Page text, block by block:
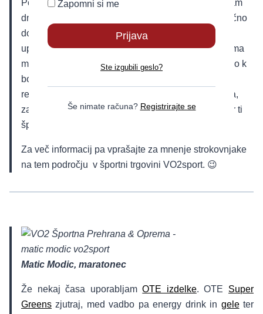
Ponujajo mi tudi dodatke s katerimi si lahko tempiram
dnevno formo do najboljše fizične pripravljenosti točno
do starta. Zato ker pri svojih športnih aktivnostih
uporabljam športne izdelkeReflexinOTE Sports
, ima
moje telo na voljo vse potrebne snovi, ki pripomorejo k
boljši fizični pripravljenosti. Za vrhunske športne
rezultate je potrebnega veliko intenzivnega treninga,
zato je potrebno telo pripraviti na velike napore, kjer ti
športna prehrana in dodatki veliko pomagajo.
Za več informacij pa vprašajte za mnenje strokovnjake
na tem področju v športni trgovini VO2sport. 😉
Matic Modic, maratonec
Že nekaj časa uporabljamOTE izdelke. OTE Super
Greens zjutraj, med vadbo pa energy drink in geleter
Zapomni si me
Ste izgubili geslo?
Še nimate računa? Registrirajte se